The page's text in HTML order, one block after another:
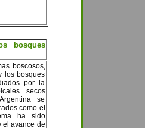
bosques
boscosos,
los bosques
por la
secos
se
como el
ha sido
el avance de